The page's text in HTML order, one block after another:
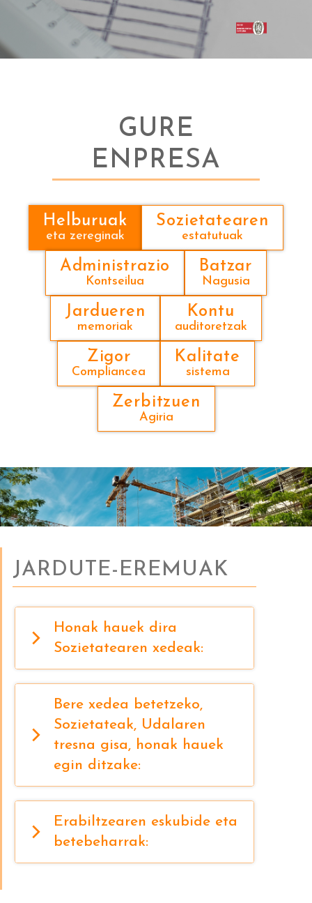
GURE
ENPRESA
Helburuak
eta zereginak
Sozietatearen
estatutuak
Administrazio
Kontseilua
Batzar
Nagusia
Jardueren
memoriak
Kontu
auditoretzak
Zigor
Compliancea
Kalitate
sistema
Zerbitzuen
Agiria
JARDUTE-EREMUAK
Honak hauek dira
Sozietatearen xedeak:
Bere xedea betetzeko,
Sozietateak, Udalaren
tresna gisa, honak hauek
egin ditzake:
Erabiltzearen eskubide eta
betebeharrak: